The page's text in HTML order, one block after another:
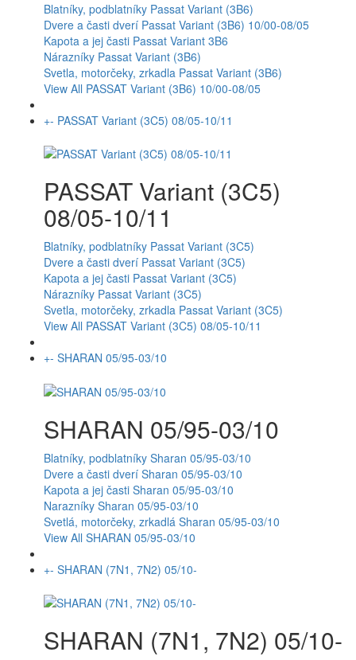
Blatníky, podblatníky Passat Variant (3B6)
Dvere a časti dverí Passat Variant (3B6) 10/00-08/05
Kapota a jej časti Passat Variant 3B6
Nárazníky Passat Variant (3B6)
Svetla, motorčeky, zrkadla Passat Variant (3B6)
View All PASSAT Variant (3B6) 10/00-08/05
+- PASSAT Variant (3C5) 08/05-10/11
PASSAT Variant (3C5)
08/05-10/11
Blatníky, podblatníky Passat Variant (3C5)
Dvere a časti dverí Passat Variant (3C5)
Kapota a jej časti Passat Variant (3C5)
Nárazníky Passat Variant (3C5)
Svetla, motorčeky, zrkadla Passat Variant (3C5)
View All PASSAT Variant (3C5) 08/05-10/11
+- SHARAN 05/95-03/10
SHARAN 05/95-03/10
Blatníky, podblatníky Sharan 05/95-03/10
Dvere a časti dverí Sharan 05/95-03/10
Kapota a jej časti Sharan 05/95-03/10
Narazníky Sharan 05/95-03/10
Svetlá, motorčeky, zrkadlá Sharan 05/95-03/10
View All SHARAN 05/95-03/10
+- SHARAN (7N1, 7N2) 05/10-
SHARAN (7N1, 7N2) 05/10-